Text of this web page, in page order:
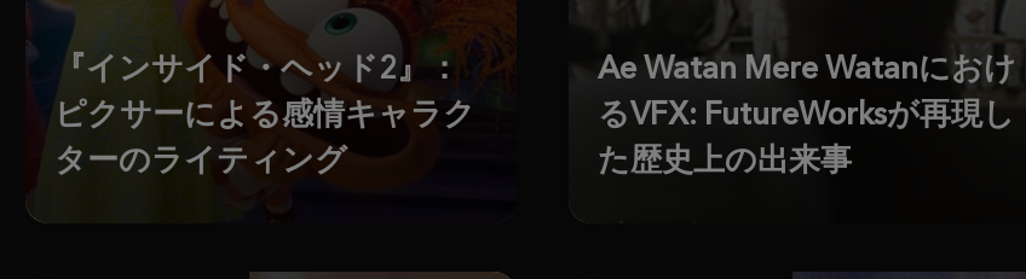
『インサイド・ヘッド2』：
ピクサーによる感情キャラク
ターのライティング
Ae Watan Mere Watanにおけ
るVFX: FutureWorksが再現し
た歴史上の出来事